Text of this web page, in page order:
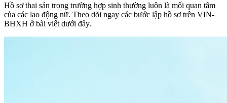
Hồ sơ thai sản trong trường hợp sinh thường luôn là mối quan tâm
của các lao động nữ. Theo dõi ngay các bước lập hồ sơ trên VIN-
BHXH ở bài viết dưới đây.